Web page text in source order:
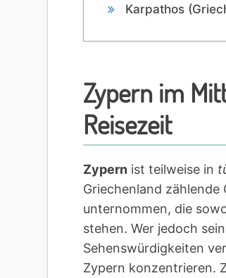
Karpathos
Zypern im
Reisezeit
Zypern ist teilweise in
Griechenland zählende
unternommen, die
stehen. Wer jedoch
Sehenswürdigkeiten
Zypern konzentrieren.